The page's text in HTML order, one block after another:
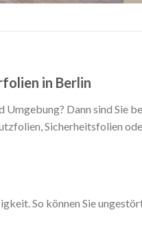
in Berlin
Dann sind Sie
Sicherheitsfolien
So können Sie